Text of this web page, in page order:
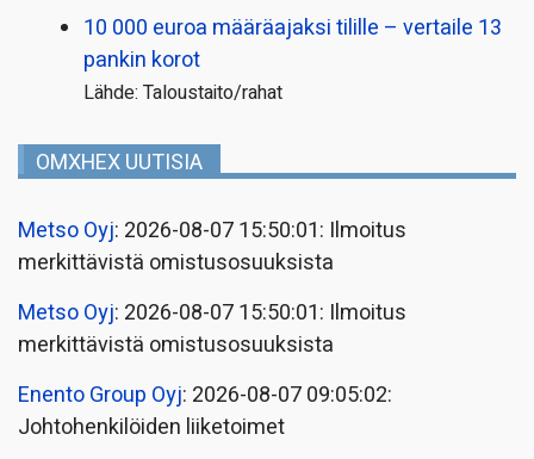
10 000 euroa määräajaksi tilille – vertaile 13
pankin korot
Lähde: Taloustaito/rahat
OMXHEX UUTISIA
Metso Oyj: 2026-08-07 15:50:01: Ilmoitus
merkittävistä omistusosuuksista
Metso Oyj: 2026-08-07 15:50:01: Ilmoitus
merkittävistä omistusosuuksista
Enento Group Oyj: 2026-08-07 09:05:02:
Johtohenkilöiden liiketoimet